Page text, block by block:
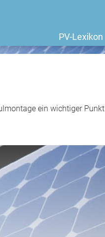
PV-Lexikon
ein wichtiger Punkt